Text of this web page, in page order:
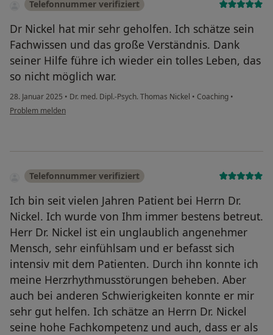
Telefonnummer verifiziert
Dr Nickel hat mir sehr geholfen. Ich schätze sein
Fachwissen und das große Verständnis. Dank
seiner Hilfe führe ich wieder ein tolles Leben, das
so nicht möglich war.
28. Januar 2025 • Dr. med. Dipl.-Psych. Thomas Nickel • Coaching •
Problem melden
Telefonnummer verifiziert
Ich bin seit vielen Jahren Patient bei Herrn Dr.
Nickel. Ich wurde von Ihm immer bestens betreut.
Herr Dr. Nickel ist ein unglaublich angenehmer
Mensch, sehr einfühlsam und er befasst sich
intensiv mit dem Patienten. Durch ihn konnte ich
meine Herzrhythmusstörungen beheben. Aber
auch bei anderen Schwierigkeiten konnte er mir
sehr gut helfen. Ich schätze an Herrn Dr. Nickel
seine hohe Fachkompetenz und auch, dass er als